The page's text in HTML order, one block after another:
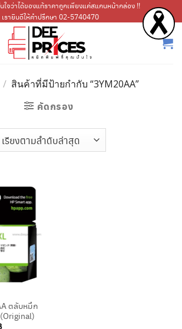
ใจว่าได้ของแท้ราคาถูกเพียงแค่สแกนหน้ากล่อง !!
เรายินดีให้คำปรึกษา 02-5740470
/ สินค้าที่มีป้ายกำกับ “3YM20AA”
คัดกรอง
ตลับหมึก